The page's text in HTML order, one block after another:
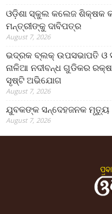
ଓଡ଼ିଶା ସ୍କୁଲ କଲେଜ ଶିକ୍ଷକ
ମନ୍ତ୍ରୀଙ୍କୁ ଦାବିପତ୍ର
August 7, 2026
ଭଦ୍ରକ ବ୍ଲକ୍ ଉପସଭାପତି ଓ
ନାଳିଆ ନଦୀବନ୍ଧ ଗୁଡିକର
ସୃଷ୍ଟି ଅଭିଯୋଗ
August 7, 2026
ଯୁବକଙ୍କ ସନ୍ଦେହଜନକ ମୃତ୍ୟୁ
August 7, 2026